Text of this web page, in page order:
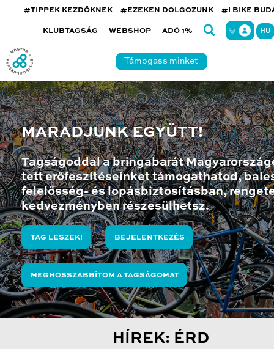
#TIPPEK KEZDŐKNEK #EZEKEN DOLGOZUNK #I BIKE
KLUBTAGSÁG WEBSHOP ADÓ 1% HU
Támogass minket
MARADJUNK EGYÜTT!
Tagságoddal a bringabarát
tett erőfeszítéseinket támogathatod,
felelősség- és lopásbiztosításban,
kedvezményben részesülhetsz.
TAG LESZEK! BEJELENTKEZÉS
MEGHOSSZABBÍTOM A TAGSÁGOMAT
HÍREK: ÉRD